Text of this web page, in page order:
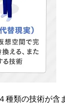
類の技術が